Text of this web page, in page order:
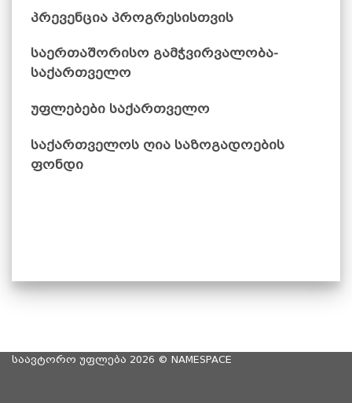
პრევენცია პროგრესისთვის
საერთაშორისო გამჭვირვალობა-
საქართველო
უფლებები საქართველო
საქართველოს ღია საზოგადოების
ფონდი
საავტორო უფლება 2026 © NAMESPACE